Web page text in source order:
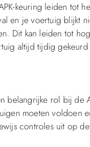
keuring leiden tot
en je voertuig blijkt
Dit kan leiden tot
altijd tijdig gekeurd
belangrijke rol bij de
moeten voldoen
controles uit op